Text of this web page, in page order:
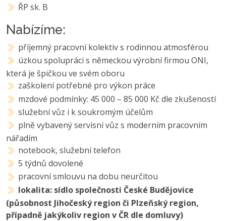
ŘP sk. B
Nabízíme:
příjemný pracovní kolektiv s rodinnou atmosférou
úzkou spolupráci s německou výrobní firmou ONI,
která je špičkou ve svém oboru
zaškolení potřebné pro výkon práce
mzdové podmínky: 45 000 – 85 000 Kč dle zkušeností
služební vůz i k soukromým účelům
plně vybavený servisní vůz s moderním pracovním
nářadím
notebook, služební telefon
5 týdnů dovolené
pracovní smlouvu na dobu neurčitou
lokalita: sídlo společnosti České Budějovice
(působnost Jihočeský region či Plzeňský region,
případně jakýkoliv region v ČR dle domluvy)